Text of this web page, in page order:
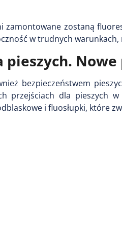
zamontowane zostaną
w trudnych warunkach,
pieszych.
bezpieczeństwem
przejściach dla pieszych
i fluosłupki, które